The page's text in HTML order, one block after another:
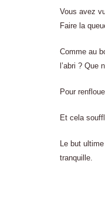
Vous avez
Faire la
Comme au
l’abri ? Que
Pour
Et cela
Le but
tranquille.